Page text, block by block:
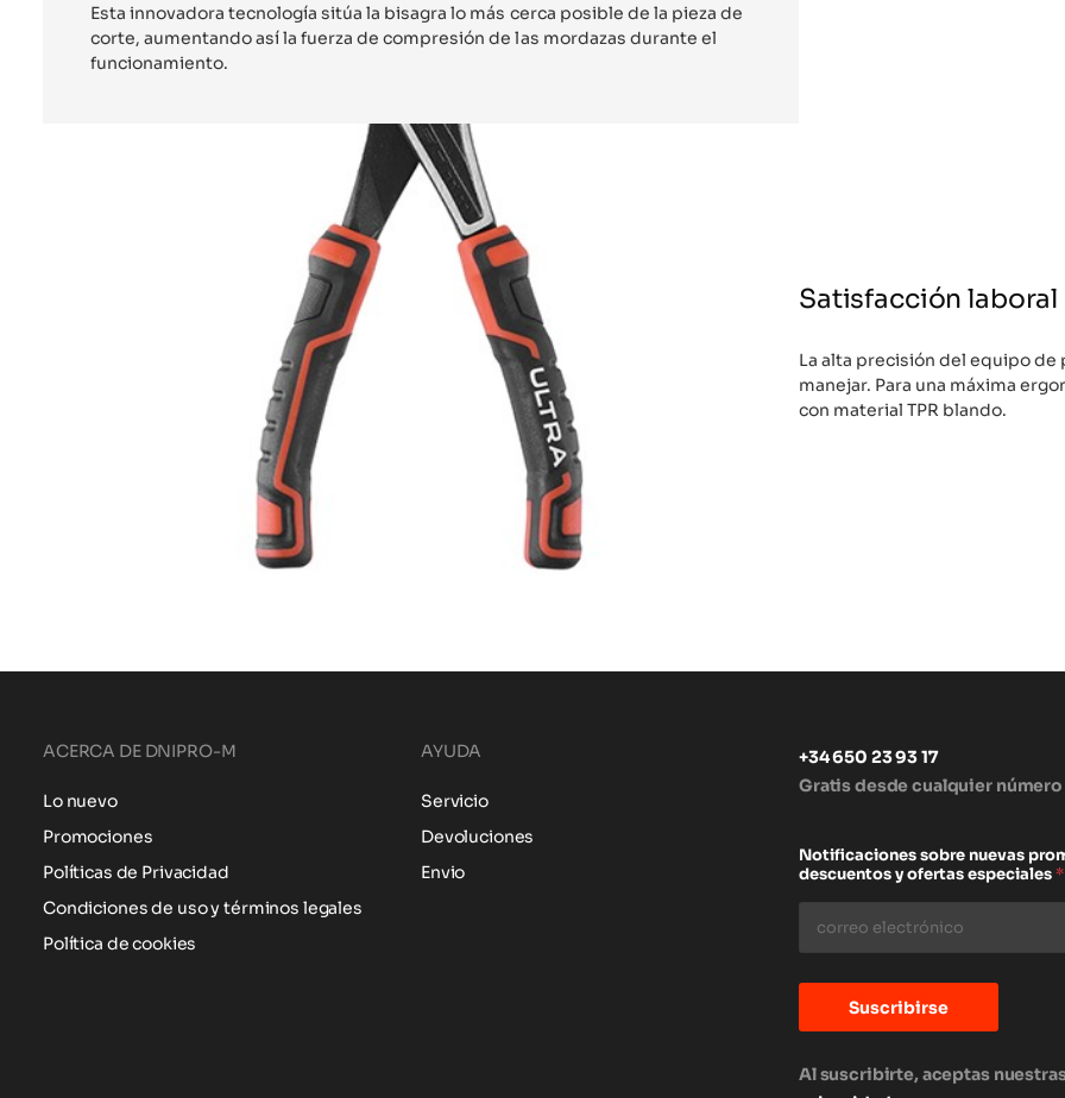
Esta innovadora tecnología sitúa la bisagra lo más cerca posible de la pieza de
corte, aumentando así la fuerza de compresión de las mordazas durante el
funcionamiento.
Satisfacción laboral
La alta precisión del equipo de
manejar. Para una máxima
con material TPR blando.
ACERCA DE DNIPRO-M
Lo nuevo
Promociones
Políticas de Privacidad
Condiciones de uso y términos legales
Política de cookies
AYUDA
Servicio
Devoluciones
Envio
+34 650 23 93 17
Gratis desde cualquier número
Notificaciones sobre nuevas
descuentos y ofertas especiales*
Suscribirse
Al suscribirte, aceptas